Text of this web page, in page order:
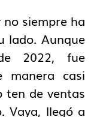
siempre ha
lado. Aunque
2022, fue
manera casi
ten de ventas
Vaya, llegó a